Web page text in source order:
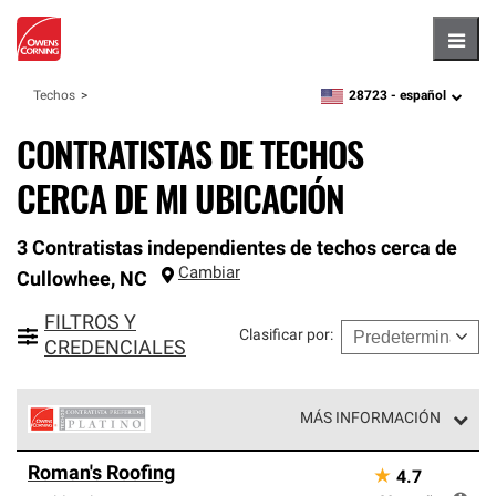
Techos zipcode,language
28723 - español
CONTRATISTAS DE TECHOS
CERCA DE MI UBICACIÓN
3 Contratistas independientes de techos cerca de
Cullowhee, NC Cambiar
FILTROS Y
CREDENCIALES
Clasificar por:
MÁS INFORMACIÓN
Corning constituyen el nivel superior de nuestra red
Roman's Roofing ★ 4.7